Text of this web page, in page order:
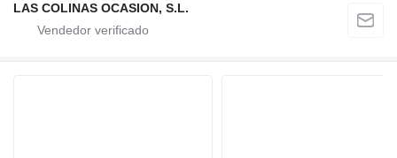
LAS COLINAS OCASION, S.L.